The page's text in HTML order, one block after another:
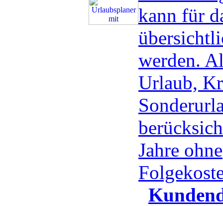
kann für
werden.
Urlaub,
Jahre ohne